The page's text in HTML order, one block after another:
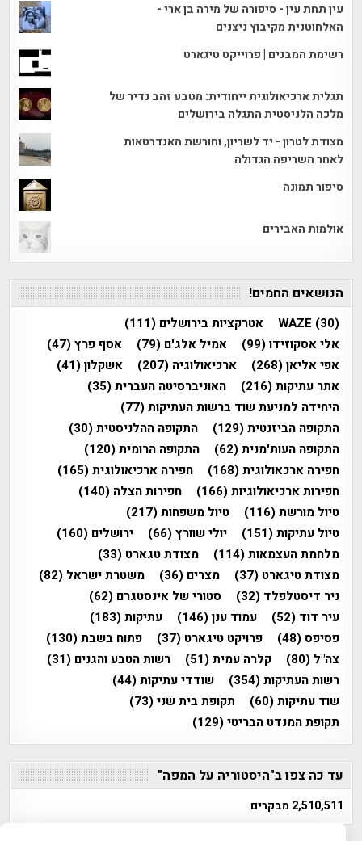
עין תחת עין - סיפורה של מירה בן ארי -
האלחוטנית מקיבוץ ניצנים
רשימת המבנים | פרוייקט טיגארט
תגלית ארכיאולוגית ייחודית: מטבע זהב נדיר של
מלכה הלניסטית התגלה בירושלים
מצודת לטרון - יד לשריון, וחורשת האנדרטאות
לאחר השריפה הגדולה
סיפור תמונה
אולמות האבירים
הנושאים החמים!
WAZE (30) אטרקציות בירושלים (111)
אלי אסקוזידו(99) אמיל אלג'ם (79) אסף פרץ(47)
אפי אליאן(268) ארכיאולוגיה (207) אשקלון(41)
אתר עתיקות(216) האוניברסיטה העברית(35)
היחידה למניעת שוד ברשות העתיקות(77)
התקופה הביזנטית(129) התקופה ההלניסטית(30)
התקופה העות'מנית(62) התקופה הרומית(120)
חפירה ארכאולוגית(168) חפירה ארכיאולוגית(165)
חפירות ארכיאולוגיות(166) חפירות הצלה (140)
טיול מורשת(116) טיול משפחות(217)
טיול עתיקות(151) יולי שוורץ(66) ירושלים (160)
מלחמת העצמאות(114) מצודת טגארט (33)
מצודת טיגארט (37) מצרים (36) משטרת ישראל (82)
ניר דיסטלפלד (32) סטורי של אינסטגרם (62)
עיר דוד (52) עמוד ענן(146) עתיקות(183)
פסיפס(48) פרויקט טיגארט (37) פתוח בשבת(130)
צה"ל (80) קלרה עמית(51) רשות הטבע והגנים (31)
רשות העתיקות(354) שודדי עתיקות(44)
שוד עתיקות(60) תקופת בית שני(73)
תקופת המנדט הבריטי(129)
עד כה צפו ב"היסטוריה על המפה"
2,510,511 מבקרים